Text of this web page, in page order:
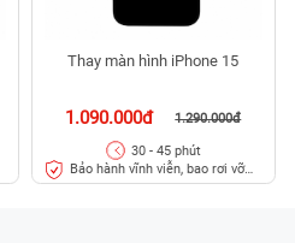
Thay màn hình iPhone 15
1.090.000đ 1.290.000đ
30 - 45 phút
Bảo hành vĩnh viễn, bao rơi vỡ
kính